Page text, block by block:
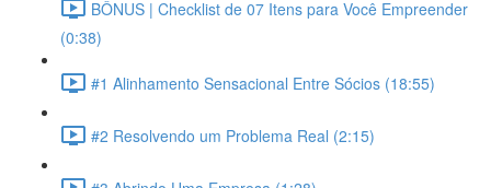
BÔNUS | Checklist de 07 Itens para Você Empreender
(0:38)
#1 Alinhamento Sensacional Entre Sócios (18:55)
#2 Resolvendo um Problema Real (2:15)